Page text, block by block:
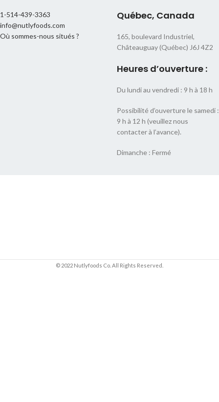
1-514-439-3363
info@nutlyfoods.com
Où sommes-nous situés ?
Québec, Canada
165, boulevard Industriel,
Châteauguay (Québec) J6J 4Z2
Heures d’ouverture :
Du lundi au vendredi : 9 h à 18 h
Possibilité d’ouverture le samedi :
9 h à 12 h (veuillez nous
contacter à l’avance).
Dimanche : Fermé
© 2022 Nutlyfoods Co. All Rights Reserved.